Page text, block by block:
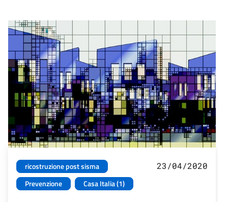
ricostruzione post sisma
Prevenzione
Casa Italia (1)
23/04/2020